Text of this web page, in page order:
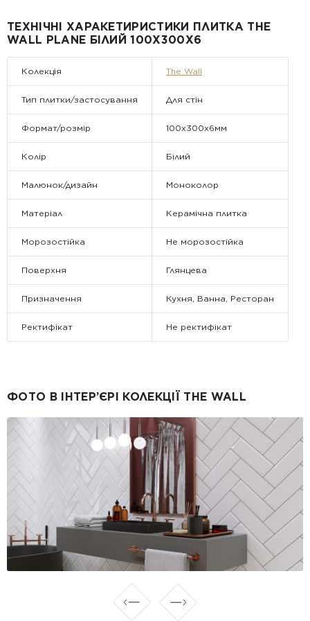
Примітка:
• Відвантаження здійснюється виключно у робочі дні. У суботу,
неділю та святкові дні замовлення не обробляються та не
ТЕХНІЧНІ ХАРАКЕТИРИСТИКИ ПЛИТКА THE
WALL PLANE БІЛИЙ 100Х300Х6
Колекція The Wall
Тип плитки/застосування Для стін
Формат/розмір 100x300x6мм
Колір Білий
Малюнок/дизайн Моноколор
Матеріал Керамічна плитка
Морозостійка Не морозостійка
Поверхня Глянцева
Призначення Кухня, Ванна, Ресторан
Ректифікат Не ректифікат
ФОТО В ІНТЕР’ЄРІ КОЛЕКЦІЇ THE WALL